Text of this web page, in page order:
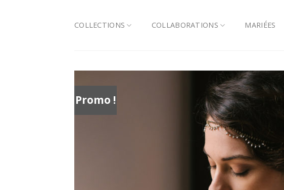
COLLECTIONS COLLABORATIONS MARIÉES
Promo !